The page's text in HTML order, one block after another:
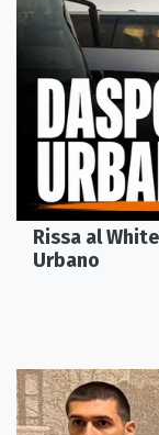
Rissa al
Urbano